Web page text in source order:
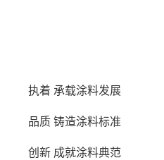
执着 承载涂料发展
品质 铸造涂料标准
创新 成就涂料典范